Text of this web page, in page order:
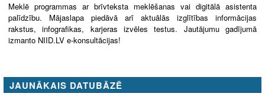
Meklē programmas ar brīvteksta meklēšanas vai digitālā asistenta
palīdzību. Mājaslapa piedāvā arī aktuālās izglītības informācijas
rakstus, infografikas, karjeras izvēles testus. Jautājumu gadījumā
izmanto NIID.LV e-konsultācijas!
JAUNĀKAIS DATUBĀZĒ